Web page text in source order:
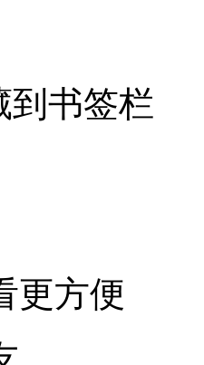
到书签栏
更方便